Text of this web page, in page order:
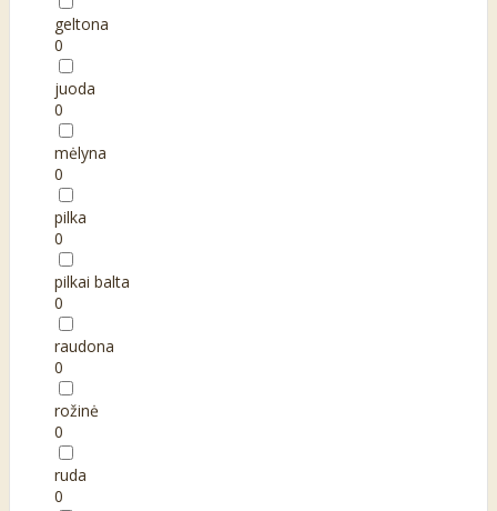
geltona
0
juoda
0
mėlyna
0
pilka
0
pilkai balta
0
raudona
0
rožinė
0
ruda
0